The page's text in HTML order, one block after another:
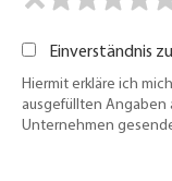
Einverständnis
Hiermit erkläre ich
ausgefüllten Angaben
Unternehmen